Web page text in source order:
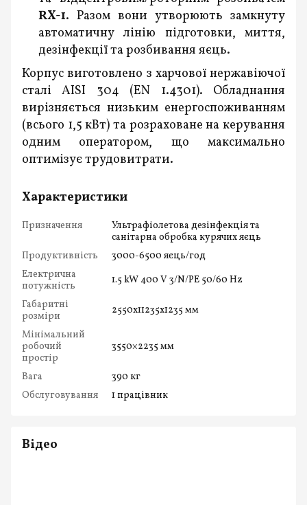
RX-1. Разом вони утворюють замкнуту
автоматичну лінію підготовки, миття,
дезінфекції та розбивання яєць.
Корпус виготовлено з харчової нержавіючої
сталі AISI 304 (EN 1.4301). Обладнання
вирізняється низьким енергоспоживанням
(всього 1,5 кВт) та розраховане на керування
одним оператором, що максимально
оптимізує трудовитрати.
Характеристики
Призначення
Ультрафіолетова дезінфекція та
санітарна обробка курячих яєць
Продуктивність
3000-6500 яєць/год
Електрична
потужність
1.5 kW 400 V 3/N/PE 50/60 Hz
Габаритні
розміри
2550x11235x1235 мм
Мінімальний
робочий
простір
3550×2235 мм
Вага
390 кг
Обслуговування
1 працівник
Відео